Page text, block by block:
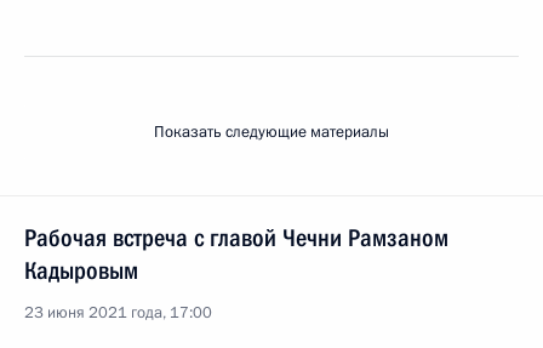
Показать следующие материалы
Рабочая встреча с главой Чечни Рамзаном
Кадыровым
23 июня 2021 года, 17:00